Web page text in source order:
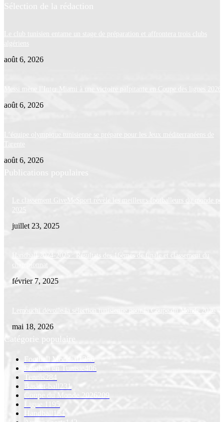
Sélection de la rédaction
Le club tunisien entame un stage de préparation et affrontera trois clubs
algériens
août 6, 2026
Messi mène l’Inter Miami à une victoire palpitante en Coupe des ligues 2026
août 6, 2026
L’équipe olympique tunisienne se prépare pour les Jeux méditerranéens de
Tarente
août 6, 2026
Publications populaires
Le classement GiveMeSport révèle les meilleurs footballeurs du monde
juillet 23, 2025
Handball 2024-2025 : Résultats des 16èmes de finale et classement du
championnat
février 7, 2025
Lemouchi dévoile la sélection tunisienne pour la Coupe du Monde 2026
mai 18, 2026
Catégorie populaire
Football Mondial
1256
Football en Tunisie 406
Tennis
284
Basket-ball
231
Coupe du Monde 2026 209
Ligue 1
195
Handball
154